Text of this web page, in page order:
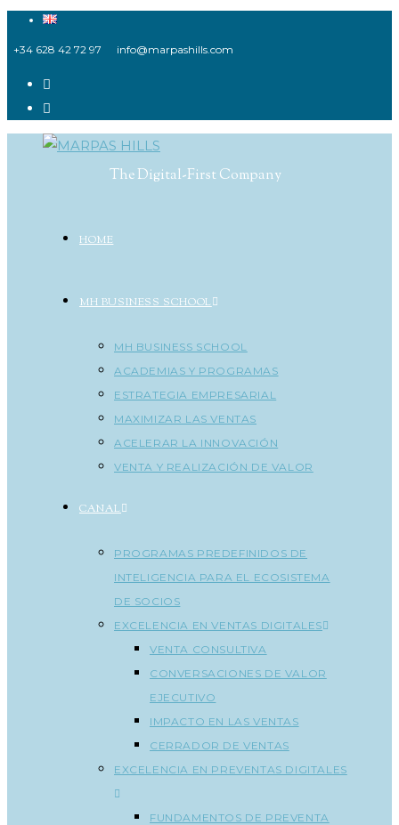
al
+34 628 42 72 97 info@marpashills.com
The Digital-First Company
HOME
MH BUSINESS SCHOOL
MH BUSINESS SCHOOL
ACADEMIAS Y PROGRAMAS
ESTRATEGIA EMPRESARIAL
MAXIMIZAR LAS VENTAS
ACELERAR LA INNOVACIÓN
VENTA Y REALIZACIÓN DE VALOR
CANAL
PROGRAMAS PREDEFINIDOS DE
INTELIGENCIA PARA EL ECOSISTEMA
DE SOCIOS
EXCELENCIA EN VENTAS DIGITALES
VENTA CONSULTIVA
CONVERSACIONES DE VALOR
EJECUTIVO
IMPACTO EN LAS VENTAS
CERRADOR DE VENTAS
EXCELENCIA EN PREVENTAS DIGITALES
FUNDAMENTOS DE PREVENTA